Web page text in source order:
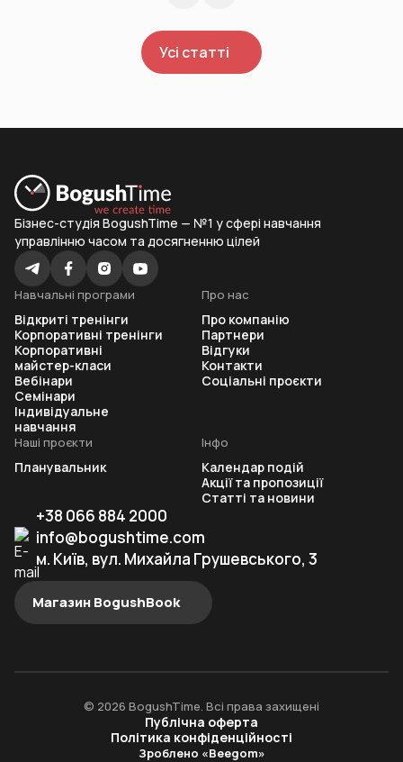
Усі статті
Бізнес-студія BogushTime — №1 у сфері навчання
управлінню часом та досягненню цілей
Навчальні програми
Відкриті тренінги
Корпоративні тренінги
Корпоративні
майстер-класи
Вебінари
Семінари
Індивідуальне
навчання
Наші проєкти
Планувальник
Інфо
Календар подій
Акції та пропозиції
Статті та новини
Про нас
Про компанію
Партнери
Відгуки
Контакти
Соціальні проєкти
+38 066 884 2000
info@bogushtime.com
м. Київ, вул. Михайла Грушевського, 3
Магазин BogushBook
© 2026 BogushTime. Всі права захищені
Публічна оферта
Політика конфіденційності
Зроблено «Beegom»